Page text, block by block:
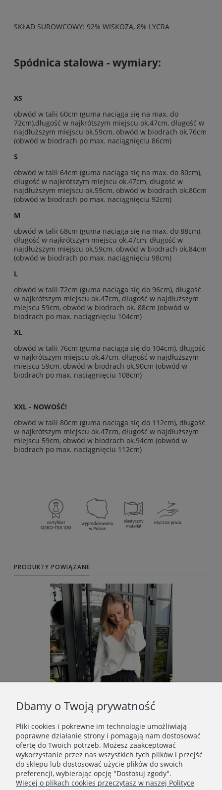
SKŁAD SUROWCOWY: 92% WISKOZA, 8% LYCRA
Spódnica stalowa - wymiary:
XS
obwód w talii 60cm (guma naciąga się na max. do
72cm),długość w najkrótszym miejscu ok.47cm, długość w
najdłuższym miejscu ok.59cm, obwód w biodrach ok.76cm
(obwód w biodrach po max. naciągnięciu 86cm)
S
obwód w talii 64cm (guma naciąga się na max. do 80cm),
długość w najkrótszym miejscu ok.47cm, długość w
najdłuższym miejscu ok.59cm, obwód w biodrach ok.80cm
(obwód w biodrach po max. naciągnięciu 92cm)
M
obwód w talii 68cm (guma naciąga się na max. do 88cm),
długość w najkrótszym miejscu ok.47cm, długość w
najdłuższym miejscu ok.59cm, obwód w biodrach ok.84cm
(obwód w biodrach po max. naciągnięciu 98cm)
L
obwód w talii 72cm (guma naciąga się do 96cm), długość
w najkrótszym miejscu ok.47cm, długość w najdłuższym
miejscu 59cm, obwód w biodrach ok. 88cm (obwód w
biodrach po max. naciągnięciu 104cm)
XL
obwód w talii 76cm (guma naciąga się do 104cm), długość
w najkrótszym miejscu ok.47cm, długość w najdłuższym
miejscu 59cm, obwód w biodrach ok.90cm (obwód w
biodrach po max. naciągnięciu 108cm)
XXL - NOWOŚĆ!
obwód w talii 80cm (guma naciąga się do 112cm), długość
w najkrótszym miejscu ok.47cm, długość w najdłuższym
miejscu 59cm, obwód w biodrach ok.94cm (obwód w
biodrach po max. naciągnięciu 112cm)
PRODUKTY POWIĄZANE
FAŁ Sweter bawełniany mleczny
289,00 zł
Do koszyka
Dbamy o Twoją prywatność
Pliki cookies i pokrewne im technologie umożliwiają
poprawne działanie strony i pomagają nam dostosować
ofertę do Twoich potrzeb. Możesz zaakceptować
wykorzystanie przez nas wszystkich tych plików i przejść
do sklepu lub dostosować użycie plików do swoich
preferencji, wybierając opcję "Dostosuj zgody".
Więcej o plikach cookies przeczytasz w naszej Polityce